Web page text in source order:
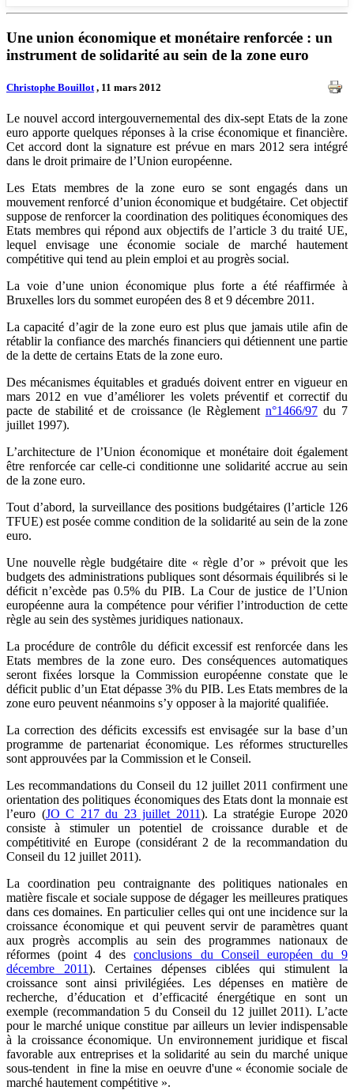
Une union économique et monétaire renforcée : un
instrument de solidarité au sein de la zone euro
Christophe Bouillot , 11 mars 2012
Le nouvel accord intergouvernemental des dix-sept Etats de la zone
euro apporte quelques réponses à la crise économique et financière.
Cet accord dont la signature est prévue en mars 2012 sera intégré
dans le droit primaire de l’Union européenne.
Les Etats membres de la zone euro se sont engagés dans un
mouvement renforcé d’union économique et budgétaire. Cet objectif
suppose de renforcer la coordination des politiques économiques des
Etats membres qui répond aux objectifs de l’article 3 du traité UE,
lequel envisage une économie sociale de marché hautement
compétitive qui tend au plein emploi et au progrès social.
La voie d’une union économique plus forte a été réaffirmée à
Bruxelles lors du sommet européen des 8 et 9 décembre 2011.
La capacité d’agir de la zone euro est plus que jamais utile afin de
rétablir la confiance des marchés financiers qui détiennent une partie
de la dette de certains Etats de la zone euro.
Des mécanismes équitables et gradués doivent entrer en vigueur en
mars 2012 en vue d’améliorer les volets préventif et correctif du
pacte de stabilité et de croissance (le Règlement n°1466/97du 7
juillet 1997).
L’architecture de l’Union économique et monétaire doit également
être renforcée car celle-ci conditionne une solidarité accrue au sein
de la zone euro.
Tout d’abord, la surveillance des positions budgétaires (l’article 126
TFUE) est posée comme condition de la solidarité au sein de la zone
euro.
Une nouvelle règle budgétaire dite « règle d’or » prévoit que les
budgets des administrations publiques sont désormais équilibrés si le
déficit n’excède pas 0.5% du PIB. La Cour de justice de l’Union
européenne aura la compétence pour vérifier l’introduction de cette
règle au sein des systèmes juridiques nationaux.
La procédure de contrôle du déficit excessif est renforcée dans les
Etats membres de la zone euro. Des conséquences automatiques
seront fixées lorsque la Commission européenne constate que le
déficit public d’un Etat dépasse 3% du PIB. Les Etats membres de la
zone euro peuvent néanmoins s’y opposer à la majorité qualifiée.
La correction des déficits excessifs est envisagée sur la base d’un
programme de partenariat économique. Les réformes structurelles
sont approuvées par la Commission et le Conseil.
Les recommandations du Conseil du 12 juillet 2011 confirment une
orientation des politiques économiques des Etats dont la monnaie est
l’euro (JO C 217 du 23 juillet 2011). La stratégie Europe 2020
consiste à stimuler un potentiel de croissance durable et de
compétitivité en Europe (considérant 2 de la recommandation du
Conseil du 12 juillet 2011).
La coordination peu contraignante des politiques nationales en
matière fiscale et sociale suppose de dégager les meilleures pratiques
dans ces domaines. En particulier celles qui ont une incidence sur la
croissance économique et qui peuvent servir de paramètres quant
aux progrès accomplis au sein des programmes nationaux de
réformes (point 4 desconclusions du Conseil européen du 9
décembre 2011). Certaines dépenses ciblées qui stimulent la
croissance sont ainsi privilégiées. Les dépenses en matière de
recherche, d’éducation et d’efficacité énergétique en sont un
exemple (recommandation 5 du Conseil du 12 juillet 2011). L’acte
pour le marché unique constitue par ailleurs un levier indispensable
à la croissance économique. Un environnement juridique et fiscal
favorable aux entreprises et la solidarité au sein du marché unique
sous-tendent in fine la mise en oeuvre d'une « économie sociale de
marché hautement compétitive ».